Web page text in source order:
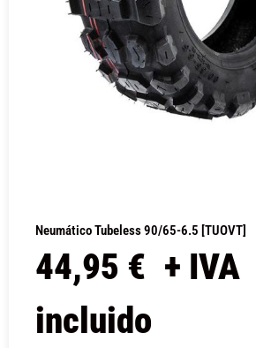
Neumático Tubeless 90/65-6.5 [TUOVT]
44,95 € + IVA
incluido